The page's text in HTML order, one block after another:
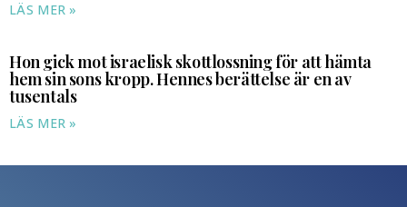
LÄS MER »
Hon gick mot israelisk skottlossning för att hämta
hem sin sons kropp. Hennes berättelse är en av
tusentals
LÄS MER »